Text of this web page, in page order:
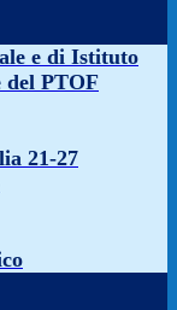
e di Istituto
del PTOF
21-27